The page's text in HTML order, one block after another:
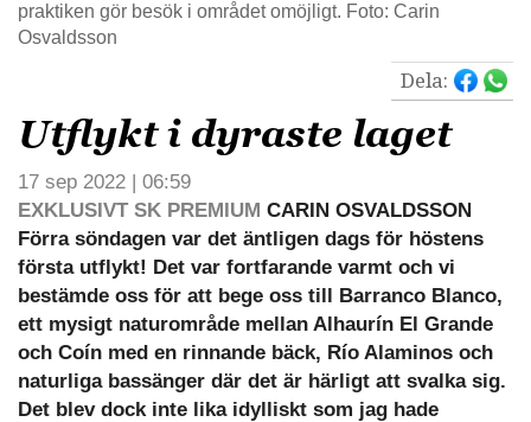
praktiken gör besök i området omöjligt. Foto: Carin
Osvaldsson
Dela:
Utflykt i dyraste laget
17 sep 2022 | 06:59
EXKLUSIVT SK PREMIUM CARIN OSVALDSSON
Förra söndagen var det äntligen dags för höstens
första utflykt! Det var fortfarande varmt och vi
bestämde oss för att bege oss till Barranco Blanco,
ett mysigt naturområde mellan Alhaurín El Grande
och Coín med en rinnande bäck, Río Alaminos och
naturliga bassänger där det är härligt att svalka sig.
Det blev dock inte lika idylliskt som jag hade